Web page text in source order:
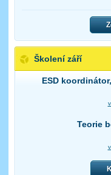
Školení září
ESD
Teorie